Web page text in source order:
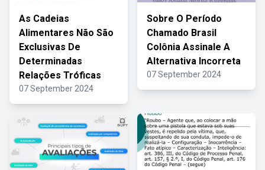
As Cadeias
Alimentares Não São
Exclusivas De
Determinadas
Relações Tróficas
07 September 2024
Sobre O Período
Chamado Brasil
Colônia Assinale A
Alternativa Incorreta
07 September 2024